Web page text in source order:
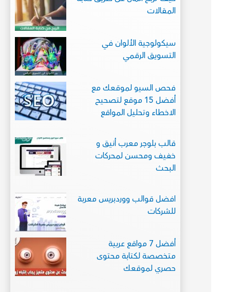
المقالات
سيكولوجية الألوان في
التسويق الرقمي
فحص السيو لموقعك مع
أفضل 15 موقع لتصحيح
الاخطاء وتحليل المواقع
قالب بلوجر معرب أنيق و
خفيف ومحسن لمحركات
البحث
افضل قوالب ووردبريس معربة
للشركات
أفضل 7 مواقع عربية
متخصصة لكتابة محتوى
حصري لموقعك